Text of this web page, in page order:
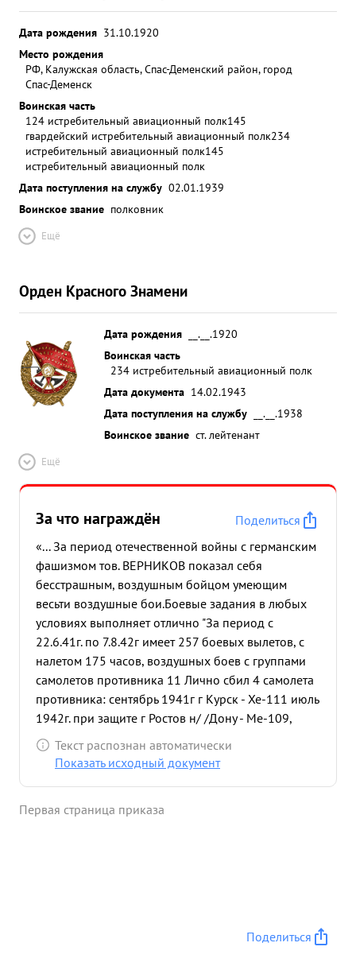
Дата рождения 31.10.1920
Место рождения
РФ, Калужская область, Спас-Деменский район, город
Спас-Деменск
Воинская часть
124 истребительный авиационный полк145
гвардейский истребительный авиационный полк234
истребительный авиационный полк145
истребительный авиационный полк
Дата поступления на службу 02.01.1939
Воинское звание полковник
Ещё
Орден Красного Знамени
Дата рождения
__.__.1920
Воинская часть
234 истребительный авиационный полк
Дата документа 14.02.1943
Дата поступления на службу
__.__.1938
Воинское звание ст. лейтенант
Ещё
За что награждён
Поделиться
«... За период отечественной войны с германским
фашизмом тов. ВЕРНИКОВ показал себя
бесстрашным, воздушным бойцом умеющим
весьти воздушные бои.Боевые задания в любых
условиях выполняет отлично "За период с
22.6.41г. по 7.8.42г имеет 257 боевых вылетов, с
налетом 175 часов, воздушных боев с группами
самолетов противника 11 Лично сбил 4 самолета
противника: сентябрь 1941г г Курск - Хе-111 июль
1942г. при защите г Ростов н/ /Дону - Ме-109,
Ме-109ф и Ю.87. Ю-87 сбил над линией фронта
Лейтенант ВЕРНИКОВ подвергся обстрелу ЗА и
горящий самолет под сильным обстрелом
летному составу полка как нужно уничтожать
Текст распознан автоматически
Показать исходный документ
Первая страница приказа
Поделиться